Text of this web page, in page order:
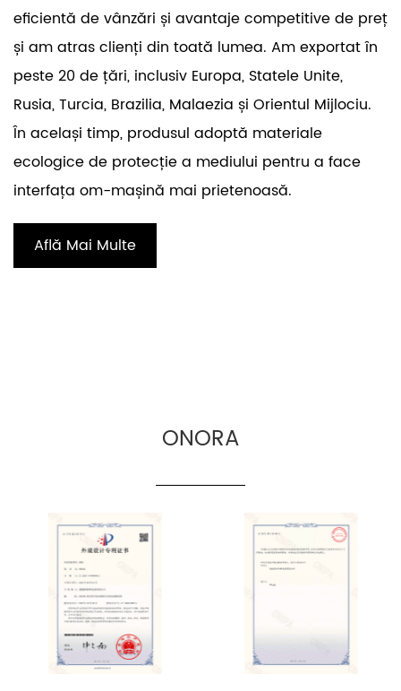
eficientă de vânzări și avantaje competitive de preț
și am atras clienți din toată lumea. Am exportat în
peste 20 de țări, inclusiv Europa, Statele Unite,
Rusia, Turcia, Brazilia, Malaezia și Orientul Mijlociu.
În același timp, produsul adoptă materiale
ecologice de protecție a mediului pentru a face
interfața om-mașină mai prietenoasă.
Află Mai Multe
ONORA